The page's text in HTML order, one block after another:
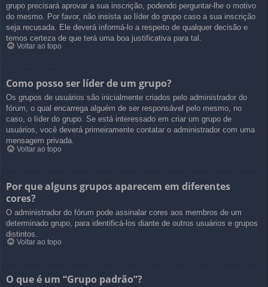
grupo precisará aprovar a sua inscrição, podendo perguntar-lhe o motivo
do mesmo. Por favor, não insista ao líder do grupo caso a sua inscrição
seja recusada. Ele deverá informá-lo a respeito de qualquer decisão e
temos certeza de que terá uma boa justificativa para tal.
Voltar ao topo
Como posso ser líder de um grupo?
Os grupos de usuários são inicialmente criados pelo administrador do
fórum, o qual encarrega alguém de ser responsável pelo mesmo, no
caso, o líder do grupo. Se está interessado em criar um grupo de
usuários, você deverá primeiramente contatar o administrador com uma
mensagem privada.
Voltar ao topo
Por que alguns grupos aparecem em diferentes
cores?
O administrador do fórum pode assinalar cores aos membros de um
determinado grupo, para identificá-los diante de outros usuários e grupos
distintos.
Voltar ao topo
O que é um “Grupo padrão”?